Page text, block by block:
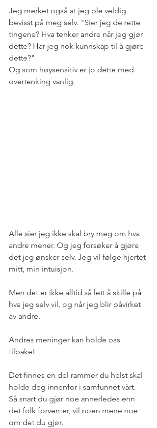
Jeg merket også at jeg ble veldig
bevisst på meg selv. "Sier jeg de rette
tingene? Hva tenker andre når jeg gjør
dette? Har jeg nok kunnskap til å gjøre
dette?"
Og som høysensitiv er jo dette med
overtenking vanlig.
Alle sier jeg ikke skal bry meg om hva
andre mener. Og jeg forsøker å gjøre
det jeg ønsker selv. Jeg vil følge hjertet
mitt, min intuisjon.
Men det er ikke alltid så lett å skille på
hva jeg selv vil, og når jeg blir påvirket
av andre.
Andres meninger kan holde oss
tilbake!
Det finnes en del rammer du helst skal
holde deg innenfor i samfunnet vårt.
Så snart du gjør noe annerledes enn
det folk forventer, vil noen mene noe
om det du gjør.